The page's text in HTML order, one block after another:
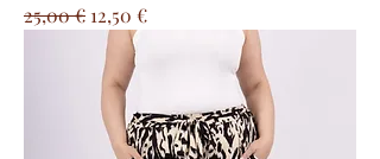
Prix original
25,00 € Prix promotionnel
12,50 €